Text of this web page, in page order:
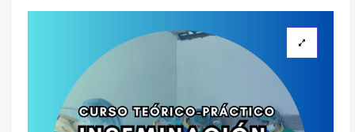
$320,00